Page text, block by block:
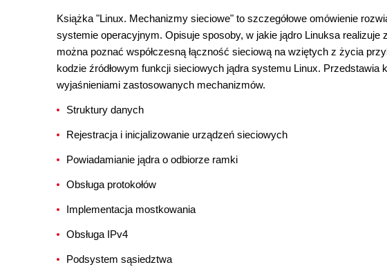
Książka "Linux. Mechanizmy sieciowe" to szczegółowe omówienie
systemie operacyjnym. Opisuje sposoby, w jakie jądro Linuksa realizuje
można poznać współczesną łączność sieciową na wziętych z życia
kodzie źródłowym funkcji sieciowych jądra systemu Linux.
wyjaśnieniami zastosowanych mechanizmów.
Struktury danych
Rejestracja i inicjalizowanie urządzeń sieciowych
Powiadamianie jądra o odbiorze ramki
Obsługa protokołów
Implementacja mostkowania
Obsługa IPv4
Podsystem sąsiedztwa